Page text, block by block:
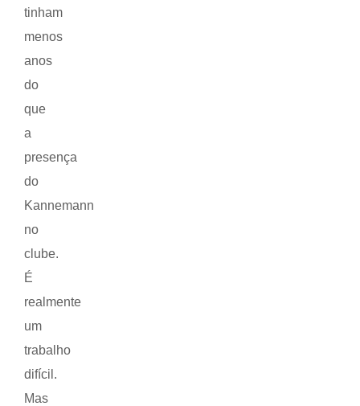
tinham
menos
anos
do
que
a
presença
do
Kannemann
no
clube.
É
realmente
um
trabalho
difícil.
Mas